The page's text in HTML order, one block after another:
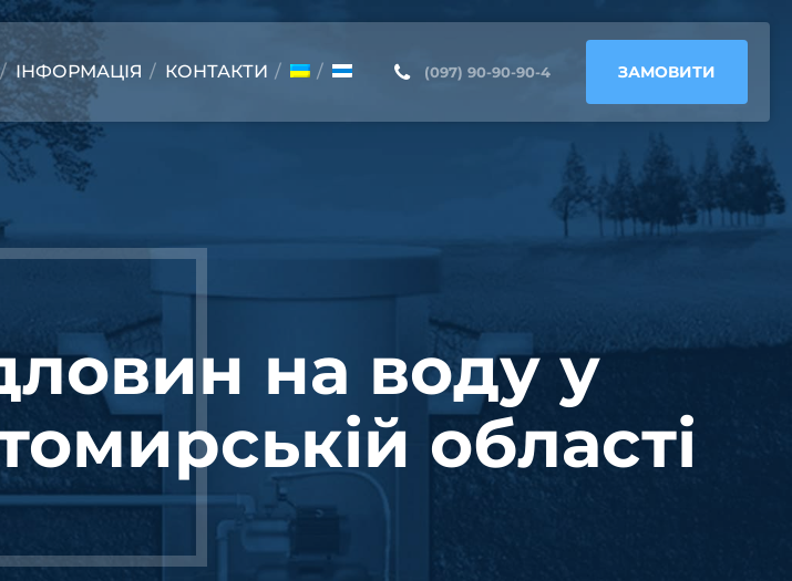
(097) 90-90-90-4 ЗАМОВИТИ
ІНФОРМАЦІЯ КОНТАКТИ
на воду у
області